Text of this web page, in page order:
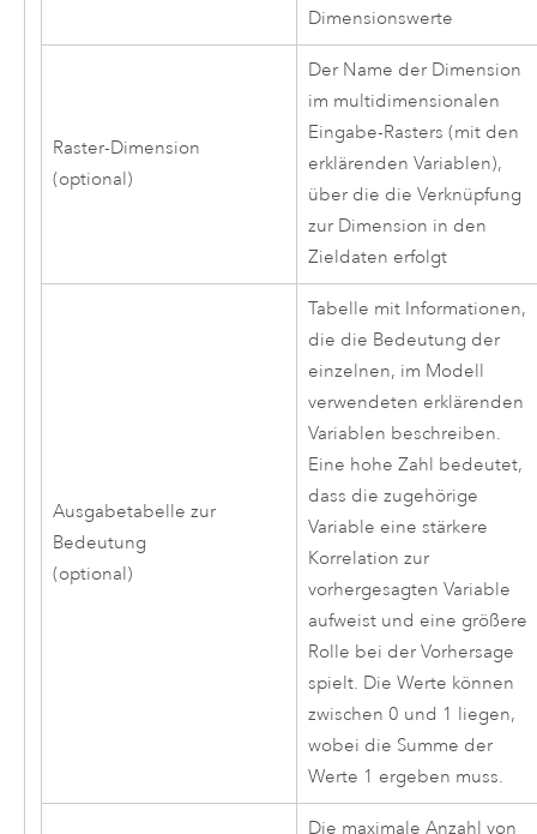
Dimensionswerte
Raster-Dimension
(optional)
Der Name der Dimension
im multidimensionalen
Eingabe-Rasters (mit den
erklärenden Variablen),
über die die Verknüpfung
zur Dimension in den
Zieldaten erfolgt
Ausgabetabelle zur
Bedeutung
(optional)
Tabelle mit Informationen,
die die Bedeutung der
einzelnen, im Modell
verwendeten erklärenden
Variablen beschreiben.
Eine hohe Zahl bedeutet,
dass die zugehörige
Variable eine stärkere
Korrelation zur
vorhergesagten Variable
aufweist und eine größere
Rolle bei der Vorhersage
spielt. Die Werte können
zwischen 0 und 1 liegen,
wobei die Summe der
Werte 1 ergeben muss.
Die maximale Anzahl von